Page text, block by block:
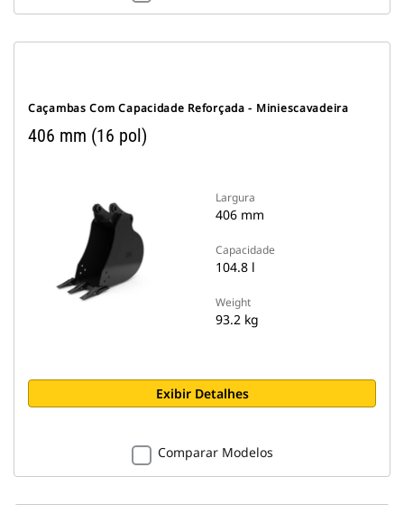
Caçambas Com Capacidade Reforçada - Miniescavadeira
406 mm (16 pol)
Largura
406 mm
Capacidade
104.8 l
Weight
93.2 kg
Exibir Detalhes
Comparar Modelos